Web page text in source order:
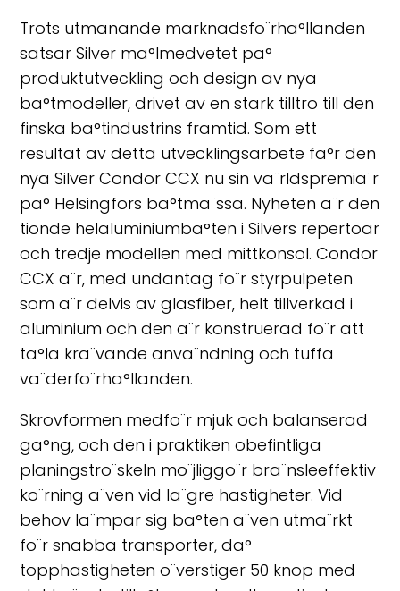
Trots utmanande marknadsfo¨rha°llanden
satsar Silver ma°lmedvetet pa°
produktutveckling och design av nya
ba°tmodeller, drivet av en stark tilltro till den
finska ba°tindustrins framtid. Som ett
resultat av detta utvecklingsarbete fa°r den
nya Silver Condor CCX nu sin va¨rldspremia¨r
pa° Helsingfors ba°tma¨ssa. Nyheten a¨r den
tionde helaluminiumba°ten i Silvers repertoar
och tredje modellen med mittkonsol. Condor
CCX a¨r, med undantag fo¨r styrpulpeten
som a¨r delvis av glasfiber, helt tillverkad i
aluminium och den a¨r konstruerad fo¨r att
ta°la kra¨vande anva¨ndning och tuffa
va¨derfo¨rha°llanden.
Skrovformen medfo¨r mjuk och balanserad
ga°ng, och den i praktiken obefintliga
planingstro¨skeln mo¨jliggo¨r bra¨nsleeffektiv
ko¨rning a¨ven vid la¨gre hastigheter. Vid
behov la¨mpar sig ba°ten a¨ven utma¨rkt
fo¨r snabba transporter, da°
topphastigheten o¨verstiger 50 knop med